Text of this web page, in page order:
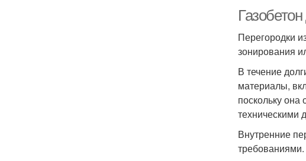
Перегородки
зонирования
В течение
материалы,
поскольку
техническими
Внутренние
требованиями.